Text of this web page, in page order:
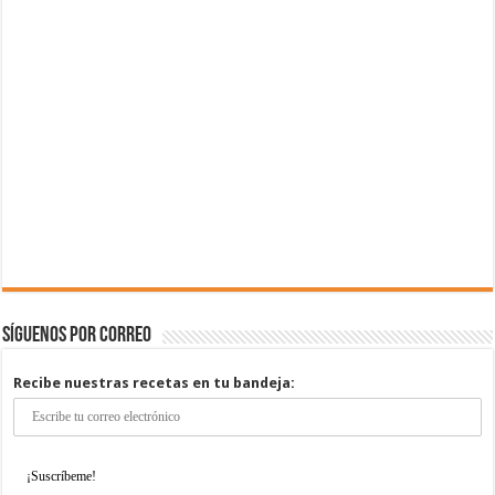
Síguenos por correo
Recibe nuestras recetas en tu bandeja: